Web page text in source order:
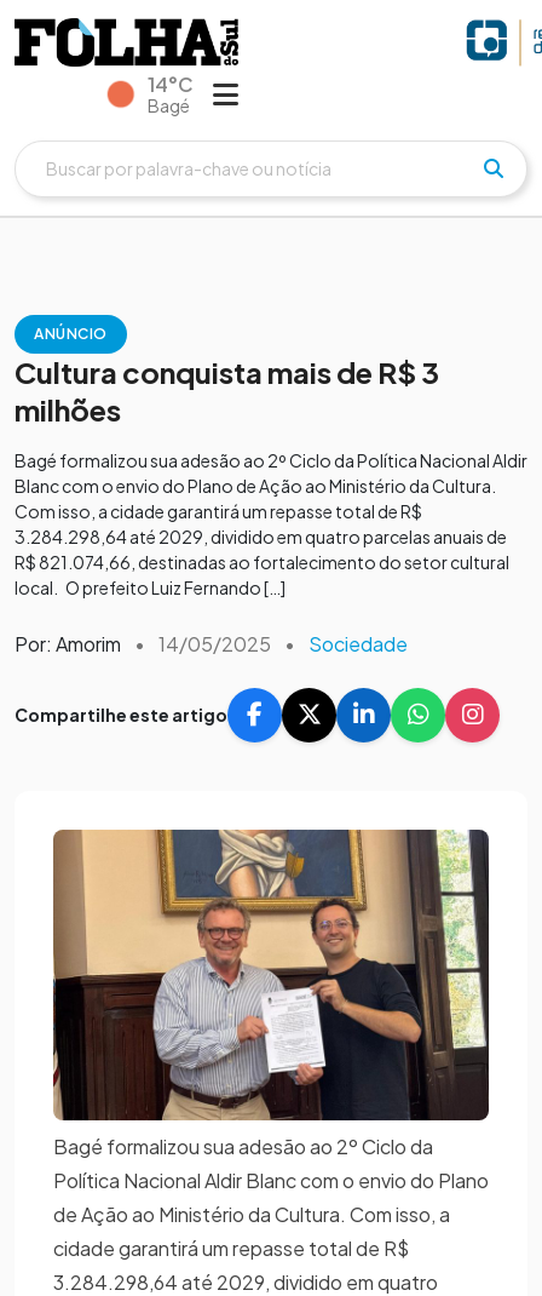
14°C
Bagé
ANÚNCIO
Cultura conquista mais de R$ 3
milhões
Bagé formalizou sua adesão ao 2º Ciclo da Política Nacional Aldir
Blanc com o envio do Plano de Ação ao Ministério da Cultura.
Com isso, a cidade garantirá um repasse total de R$
3.284.298,64 até 2029, dividido em quatro parcelas anuais de
R$ 821.074,66, destinadas ao fortalecimento do setor cultural
local. O prefeito Luiz Fernando […]
Por: Amorim • 14/05/2025 • Sociedade
Compartilhe este artigo
Bagé formalizou sua adesão ao 2º Ciclo da
Política Nacional Aldir Blanc com o envio do Plano
de Ação ao Ministério da Cultura. Com isso, a
cidade garantirá um repasse total de R$
3.284.298,64 até 2029, dividido em quatro